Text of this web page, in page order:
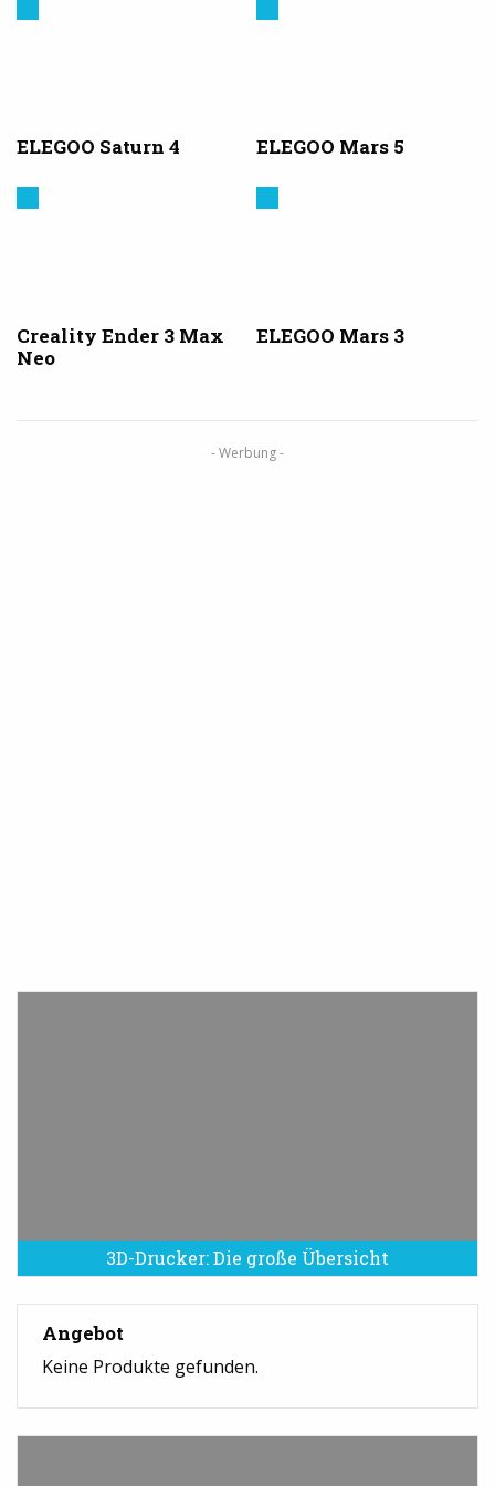
ELEGOO Saturn 4 ELEGOO Mars 5
Creality Ender 3 Max
Neo
ELEGOO Mars 3
3D-Drucker: Die große Übersicht
Angebot
Keine Produkte gefunden.